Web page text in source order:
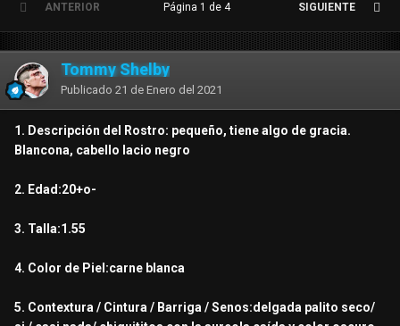
ANTERIOR SIGUIENTE
Página 1 de 4
Tommy Shelby
Publicado 21 de Enero del 2021
1. Descripción del Rostro: pequeño, tiene algo de gracia.
Blancona, cabello lacio negro
2. Edad:20+o-
3. Talla:1.55
4. Color de Piel:carne blanca
5. Contextura / Cintura / Barriga / Senos:delgada palito seco/